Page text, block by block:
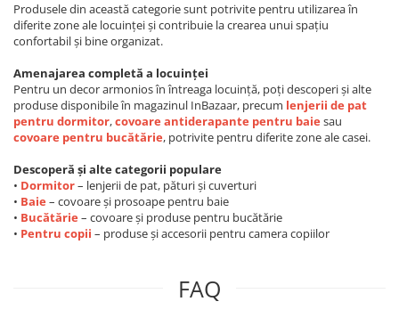
Produsele din această categorie sunt potrivite pentru utilizarea în
diferite zone ale locuinței și contribuie la crearea unui spațiu
confortabil și bine organizat.
Amenajarea completă a locuinței
Pentru un decor armonios în întreaga locuință, poți descoperi și alte
produse disponibile în magazinul InBazaar, precum lenjerii de pat
pentru dormitor,covoare antiderapante pentru baiesau
covoare pentru bucătărie, potrivite pentru diferite zone ale casei.
Descoperă și alte categorii populare
• Dormitor– lenjerii de pat, pături și cuverturi
• Baie– covoare și prosoape pentru baie
• Bucătărie– covoare și produse pentru bucătărie
• Pentru copii – produse și accesorii pentru camera copiilor
FAQ